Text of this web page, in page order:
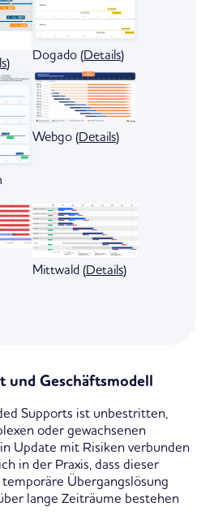
)
Dogado (Details)
Webgo (Details)
Mittwald (Details)
und Geschäftsmodell
Supports ist unbestritten,
oder gewachsenen
Update mit Risiken verbunden
in der Praxis, dass dieser
Übergangslösung
lange Zeiträume bestehen